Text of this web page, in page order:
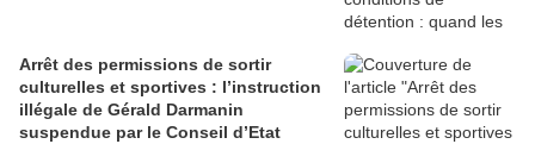
Arrêt des permissions de sortir
culturelles et sportives : l’instruction
illégale de Gérald Darmanin
suspendue par le Conseil d’Etat